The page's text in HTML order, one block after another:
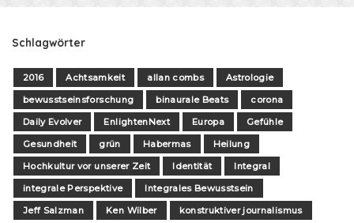
Schlagwörter
2016 Achtsamkeit allan combs
Astrologie
bewusstseinsforschung
binaurale Beats
corona
Daily Evolver
EnlightenNext Europa
Gefühle
Gesundheit
grün Habermas
Heilung
Hochkultur vor unserer Zeit
Identität
Integral
integrale Perspektive
Integrales Bewusstsein
Jeff Salzman
Ken Wilber
konstruktiver journalismus